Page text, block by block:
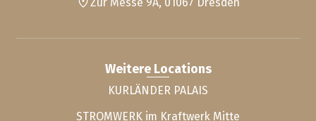
Weitere Locations
KURLÄNDER PALAIS
STROMWERK im Kraftwerk Mitte